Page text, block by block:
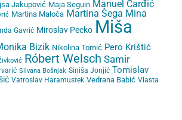
Jakupović Maja Seguin Manuel Čarđić
Martina Maloča Martina Šega Mina
Gavrić Miroslav Pecko Miša
Bizik Nikolina Tomić Pero Krištić
Róbert Welsch Samir
Silvana Bošnjak Siniša Jonjić Tomislav
Vatroslav Haramustek Vedrana Babić Vlasta